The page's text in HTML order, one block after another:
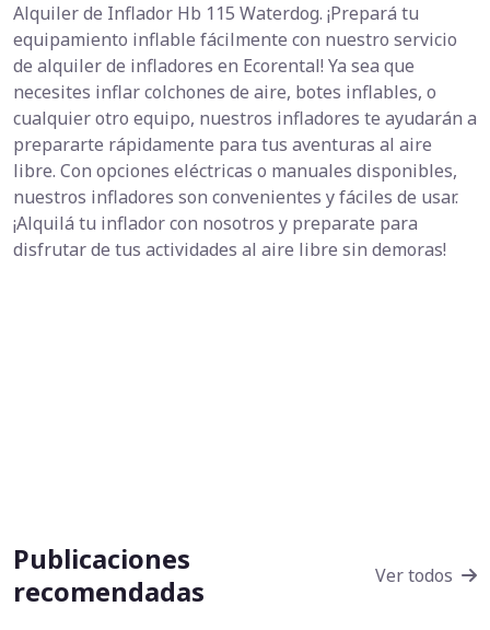
Alquiler de Inflador Hb 115 Waterdog. ¡Prepará tu
equipamiento inflable fácilmente con nuestro servicio
de alquiler de infladores en Ecorental! Ya sea que
necesites inflar colchones de aire, botes inflables, o
cualquier otro equipo, nuestros infladores te ayudarán a
prepararte rápidamente para tus aventuras al aire
libre. Con opciones eléctricas o manuales disponibles,
nuestros infladores son convenientes y fáciles de usar.
¡Alquilá tu inflador con nosotros y preparate para
disfrutar de tus actividades al aire libre sin demoras!
Publicaciones
recomendadas
Ver todos